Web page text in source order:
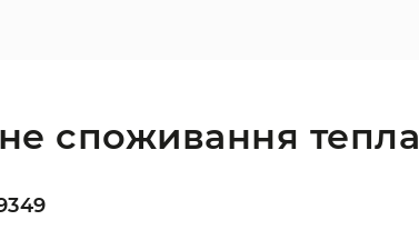
споживання тепла